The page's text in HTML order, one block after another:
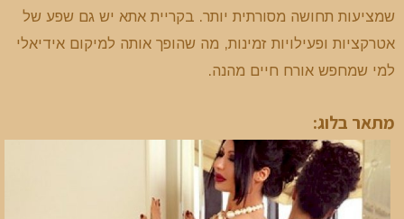
שמציעות תחושה מסורתית יותר. בקריית אתא יש גם שפע של
אטרקציות ופעילויות זמינות, מה שהופך אותה למיקום אידיאלי
למי שמחפש אורח חיים מהנה.
מתאר בלוג: